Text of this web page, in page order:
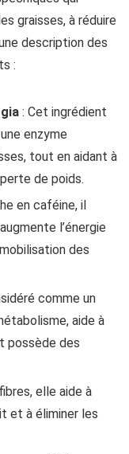
graisses, à réduire
description des
:
: Cet ingrédient
enzyme
tout en aidant à
de poids.
en caféine, il
l’énergie
des
comme un
aide à
possède des
elle aide à
et à éliminer les